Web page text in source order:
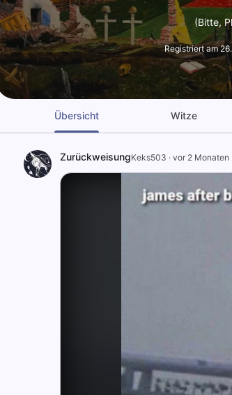
(Bitte,
Registriert am
Übersicht Witze
ZurückweisungKeks503 · vor 2 Monaten